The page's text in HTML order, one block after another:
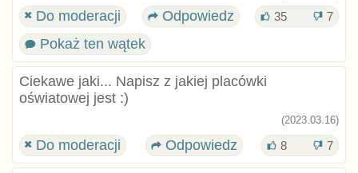
Do moderacji Odpowiedz 35 7
Pokaż ten wątek
Ciekawe jaki... Napisz z jakiej placówki
oświatowej jest :)
(2023.03.16)
Do moderacji Odpowiedz 8 7